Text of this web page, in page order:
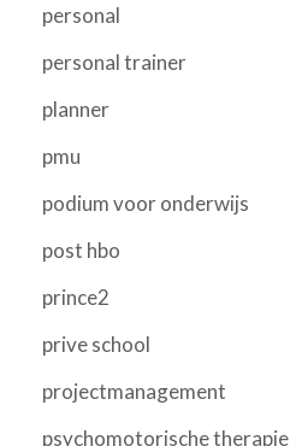
personal
personal trainer
planner
pmu
podium voor onderwijs
post hbo
prince2
prive school
projectmanagement
psychomotorische therapie